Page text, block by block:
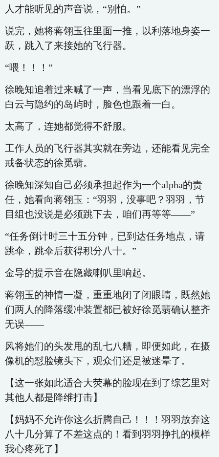
人才能听见的声音说，“别怕。”
说完，她将蒋翎玉往里面一推，以利落地身姿一
跃，跳入了来接她的飞行器。
“喂！！！”
徐晚知追着过来喊了一声，当看见底下的漂浮的
白云与隐约的岛屿时，脸色也跟着一白。
太高了，连她都觉得不舒服。
工作人员的飞行器其实就在旁边，还能看见完全
戒备状态的徐觅翡。
徐晚知深知自己必须承担起作为一个alpha的责
任，她看向蒋翎玉：“羽羽，没事吧？羽羽，节
目组也没说是必须跳下去，咱们再等等——”
“任务倒计时三十五分钟，已到达任务地点，请
跳伞，跳伞后获得积分八十。”
金导的提示音在隐藏喇叭里响起。
蒋翎玉的神情一凝，重重地闭了闭眼睛，既然她
们两人的降落缓冲装置都已被好徐觅翡确认整齐
无误——
风将她们的头发甩的乱七八糟，即便如此，在摄
像机的怼脸镜头下，观众们还是被迷晕了。
【这一张如此适合大荧幕的脸现在到了综艺里对
其他人都是降维打击】
【妈妈不允许你这么折腾自己！！！羽羽放弃这
八十几分算了不差这点的！看到羽羽挣扎的模样
我心疼死了】